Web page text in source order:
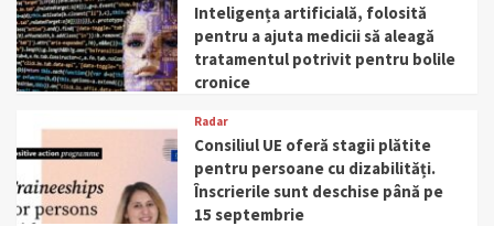
Inteligența artificială, folosită
pentru a ajuta medicii să aleagă
tratamentul potrivit pentru bolile
cronice
Radar
Consiliul UE oferă stagii plătite
pentru persoane cu dizabilități.
Înscrierile sunt deschise până pe
15 septembrie